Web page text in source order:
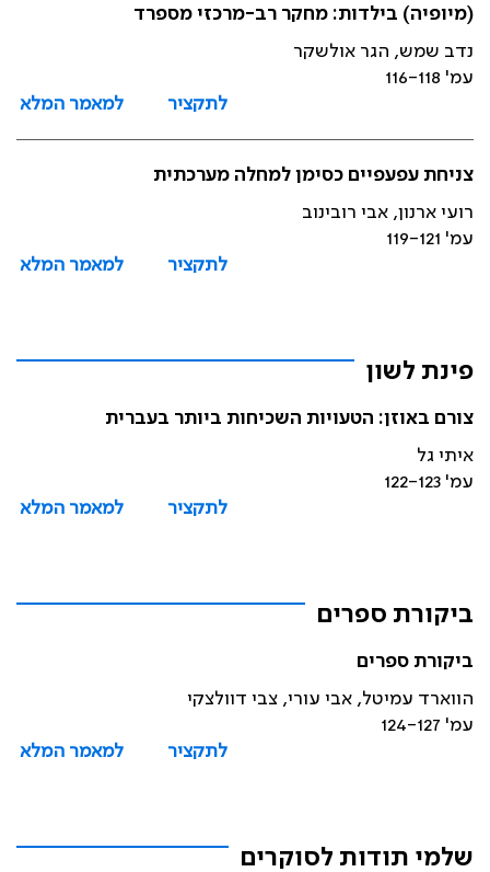
(מיופיה) בילדות: מחקר רב-מרכזי מספרד
נדב שמש, הגר אולשקר
עמ' 116-118
לתקציר
למאמר המלא
צניחת עפעפיים כסימן למחלה מערכתית
רועי ארנון, אבי רובינוב
עמ' 119-121
לתקציר
למאמר המלא
פינת לשון
צורם באוזן: הטעויות השכיחות ביותר בעברית
איתי גל
עמ' 122-123
לתקציר
למאמר המלא
ביקורת ספרים
ביקורת ספרים
הווארד עמיטל, אבי עורי, צבי דוולצקי
עמ' 124-127
לתקציר
למאמר המלא
שלמי תודות לסוקרים